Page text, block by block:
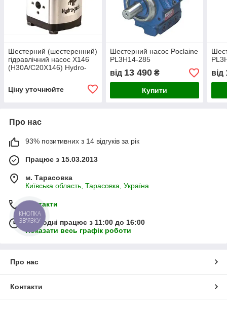
Шестерний (шестеренний)
гідравлічний насос X146
(H30A/C20X146) Hydro-
Ціну уточнюйте
Шестерний насос Poclaine
PL3H14-285
від 13 490₴
Купити
від
Про нас
93% позитивних з 14 відгуків за рік
Працює з 15.03.2013
м. Тарасовка
Київська область, Тарасовка, Україна
Контакти
Сьогодні працює з 11:00 до 16:00
Показати весь графік роботи
Про нас
Контакти
КНОПКА
ЗВ'ЯЗКУ